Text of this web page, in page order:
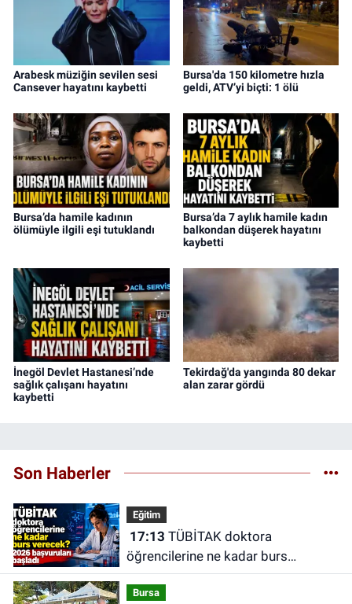
Arabesk müziğin sevilen sesi
Cansever hayatını kaybetti
Bursa'da 150 kilometre hızla
geldi, ATV’yi biçti: 1 ölü
Bursa’da hamile kadının
ölümüyle ilgili eşi tutuklandı
Bursa’da 7 aylık hamile kadın
balkondan düşerek hayatını
kaybetti
İnegöl Devlet Hastanesi’nde
sağlık çalışanı hayatını
kaybetti
Tekirdağ'da yangında 80 dekar
alan zarar gördü
Son Haberler
Eğitim
17:13
öğrencilerine ne kadar burs
verecek? 2026 başvuruları başladı
Bursa